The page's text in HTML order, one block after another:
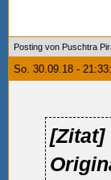
Posting von Puschtra
So. 30.09.18 -
[Zitat]